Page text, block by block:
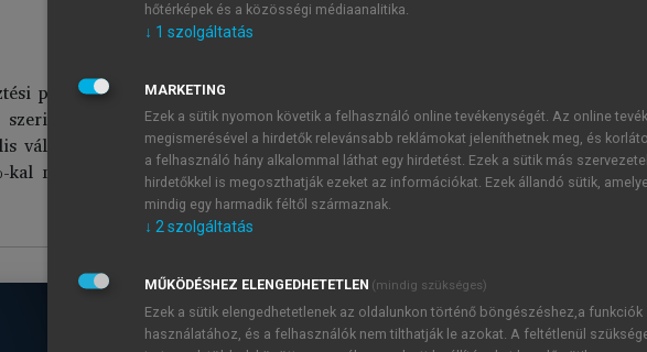
A nemzetközi és hazai piac számokban
piac a globális vállalati képzési piac egyik legnagyobb és leggyorsabban
2019-ben a szervezetek világszerte mintegy 3,5 milliárd dollárt
vállalati képzési piac mintegy 10%-át teszi ki. Ez utóbbi a becslések
kal nőtt 2018-ról 2019-re, szemben a globális vállalati képzési piaccal,
TARTALOMJEGYZÉK
hőtérképek és a közösségi médiaanalitika.
↓ 1 szolgáltatás
MARKETING
Ezek a sütik nyomon követik a felhasználó online tevékenységét. Az online
megismerésével a hirdetők relevánsabb reklámokat jeleníthetnek meg, és
a felhasználó hány alkalommal láthat egy hirdetést. Ezek a sütik más
hirdetőkkel is megoszthatják ezeket az információkat. Ezek állandó sütik,
mindig egy harmadik féltől származnak.
↓ 2szolgáltatás
MŰKÖDÉSHEZ ELENGEDHETETLEN (mindig szükséges)
Ezek a sütik elengedhetetlenek az oldalunkon történő böngészéshez,a funkciók
használatához, és a felhasználók nem tilthatják le azokat. A feltétlenül